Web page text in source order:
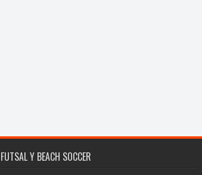
FUTSAL Y BEACH SOCCER